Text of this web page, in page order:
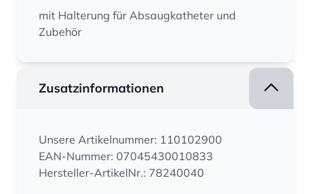
mit Halterung für Absaugkatheter und
Zubehör
Zusatzinformationen
Unsere Artikelnummer: 110102900
EAN-Nummer: 07045430010833
Hersteller-ArtikelNr.: 78240040